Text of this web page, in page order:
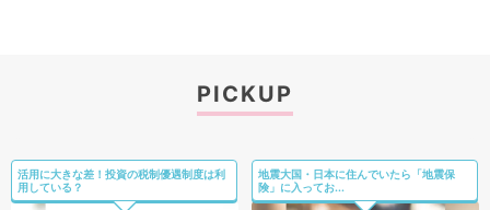
PICKUP
活用に大きな差！投資の税制優遇制度は利
用している？
地震大国・日本に住んでいたら「地震保
険」に入ってお...